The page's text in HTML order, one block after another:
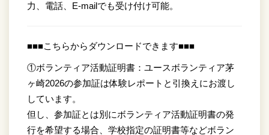
力、電話、E-mailでも受け付け可能。
■■■こちらからダウンロードできます■■■
①ボランティア活動証明書：ユースボランティア茅
ヶ崎2026の参加証は体験レポートと引換えにお渡し
しています。
但し、参加証とは別にボランティア活動証明書の発
行を希望する場合、学校指定の証明書等などボラン